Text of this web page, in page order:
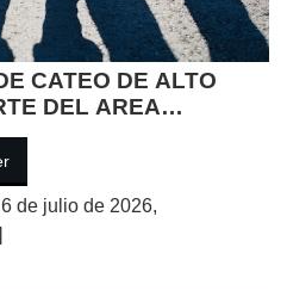
​CATEO DE ALTO
DEL AREA
de julio de 2026,